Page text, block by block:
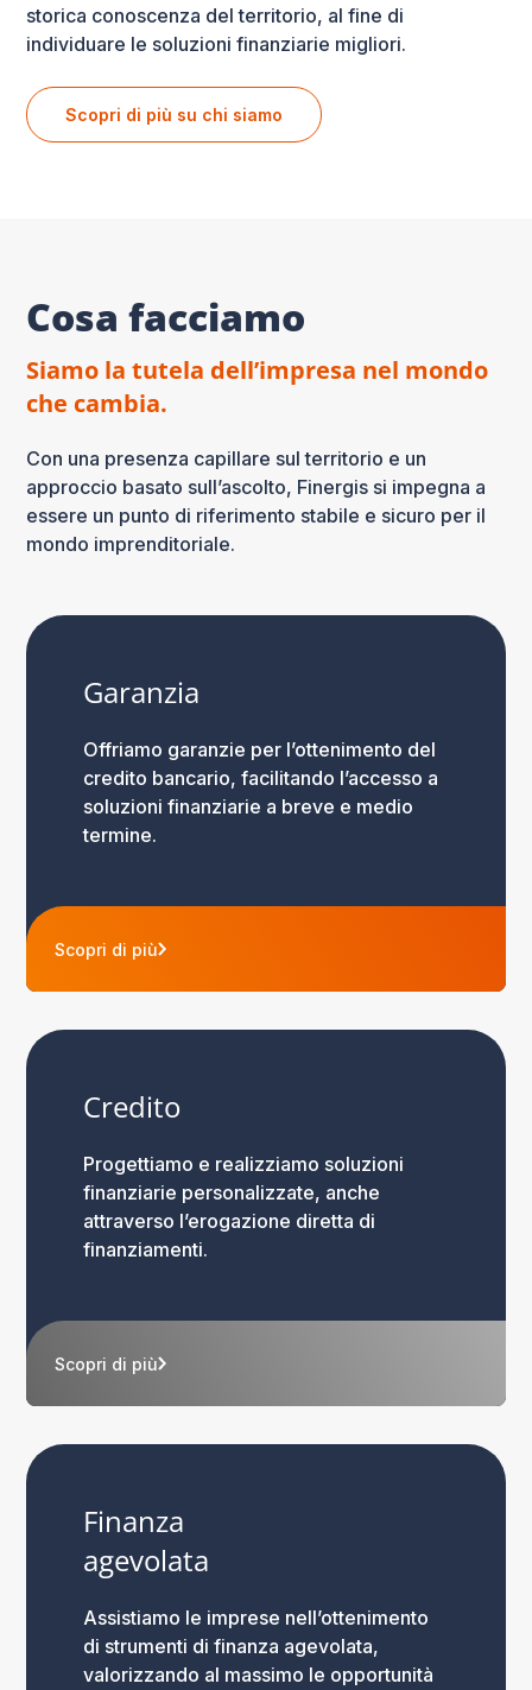
storica conoscenza del territorio, al fine di
individuare le soluzioni finanziarie migliori.
Scopri di più su chi siamo
Cosa facciamo
Siamo la tutela dell’impresa nel mondo
che cambia.
Con una presenza capillare sul territorio e un
approccio basato sull’ascolto, Finergis si impegna a
essere un punto di riferimento stabile e sicuro per il
mondo imprenditoriale.
Garanzia
Offriamo garanzie per l’ottenimento del
credito bancario, facilitando l’accesso a
soluzioni finanziarie a breve e medio
termine.
Scopri di più
Credito
Progettiamo e realizziamo soluzioni
finanziarie personalizzate, anche
attraverso l’erogazione diretta di
finanziamenti.
Scopri di più
Finanza
agevolata
Assistiamo le imprese nell’ottenimento
di strumenti di finanza agevolata,
valorizzando al massimo le opportunità